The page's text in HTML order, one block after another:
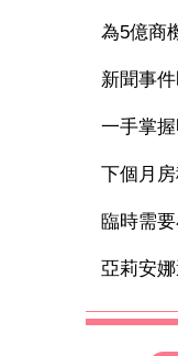
為5億商
新聞事
一手掌
下個月
臨時需
亞莉安